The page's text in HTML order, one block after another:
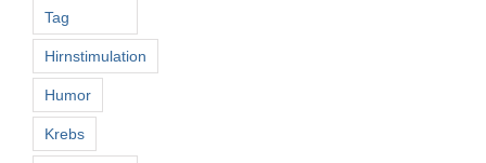
Tag
Hirnstimulation
Humor
Krebs